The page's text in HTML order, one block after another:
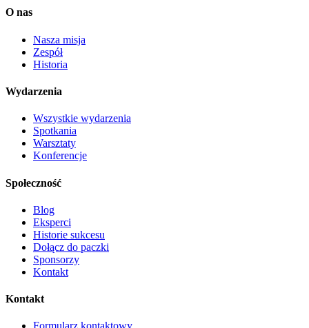
O nas
Nasza misja
Zespół
Historia
Wydarzenia
Wszystkie wydarzenia
Spotkania
Warsztaty
Konferencje
Społeczność
Blog
Eksperci
Historie sukcesu
Dołącz do paczki
Sponsorzy
Kontakt
Kontakt